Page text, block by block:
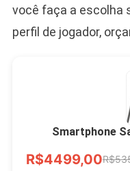
você faça a escolha
perfil de jogador,
Smartphone
R$4499,00